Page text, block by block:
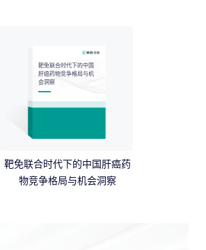
靶免联合时代下的中国
肝癌药物竞争格局与机
会洞察
靶免联合时代下的中国肝癌药
物竞争格局与机会洞察